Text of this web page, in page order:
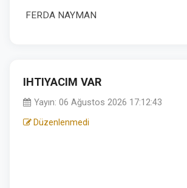
FERDA NAYMAN
IHTIYACIM VAR
Yayın: 06 Ağustos 2026 17:12:43
Düzenlenmedi